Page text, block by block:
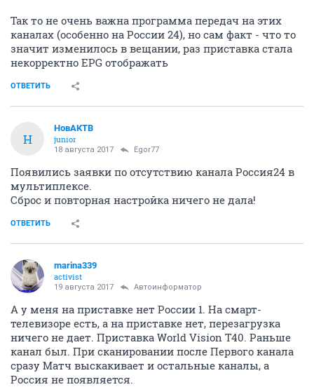
Так то не очень важна программа передач на этих
каналах (особенно на России 24), но сам факт - что то
значит изменилось в вещании, раз приставка стала
некорректно EPG отображать
ОТВЕТИТЬ
Н
НовАКТВ
junior
18 августа 2017 Egor77
Появились заявки по отсутствию канала Россия24 в
мультиплексе.
Сброс и повторная настройка ничего не дала!
ОТВЕТИТЬ
marina339
activist
19 августа 2017 Автоинформатор
А у меня на приставке нет России 1. На смарт-
телевизоре есть, а на приставке нет, перезагрузка
ничего не дает. Приставка World Vision T40. Раньше
канал был. При сканировании после Первого канала
сразу Матч выскакивает и остальные каналы, а
Россия не появляется.